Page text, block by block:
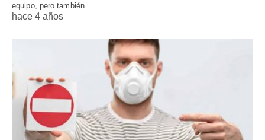
equipo, pero también…
hace 4 años